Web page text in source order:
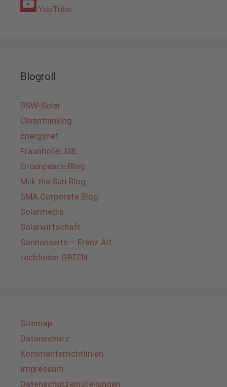
YouTube
Blogroll
BSW-Solar
Cleanthinking
Energynet
Fraunhofer ISE
Greenpeace Blog
Milk the Sun Blog
SMA Corporate Blog
Solarmedia
Solarwirtschaft
Sonnenseite – Franz Alt
techfieber GREEN
Sitemap
Datenschutz
Kommentarrichtlinien
Impressum
Datenschutzeinstellungen